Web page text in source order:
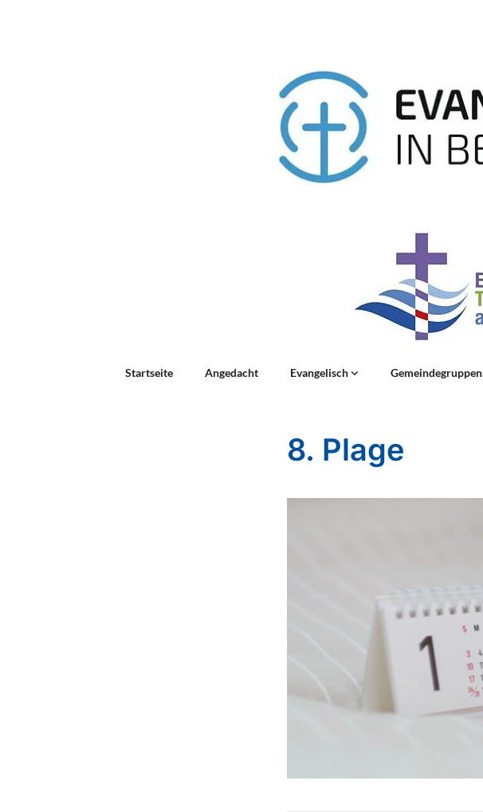
Startseite Angedacht Evangelisch Gemeindegruppen
8. Plage